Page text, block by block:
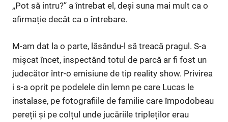
„Pot să intru?” a întrebat el, deși suna mai mult ca o
afirmație decât ca o întrebare.
M-am dat la o parte, lăsându-l să treacă pragul. S-a
mișcat încet, inspectând totul de parcă ar fi fost un
judecător într-o emisiune de tip reality show. Privirea
i s-a oprit pe podelele din lemn pe care Lucas le
instalase, pe fotografiile de familie care împodobeau
pereții și pe colțul unde jucăriile tripleților erau